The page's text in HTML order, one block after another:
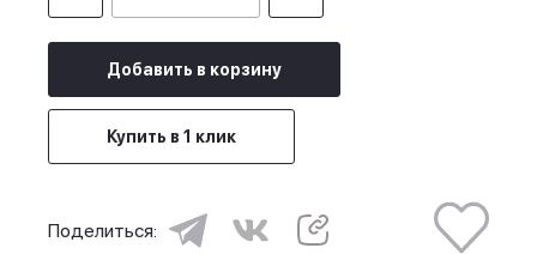
Добавить в корзину
Купить в 1 клик
Поделиться: